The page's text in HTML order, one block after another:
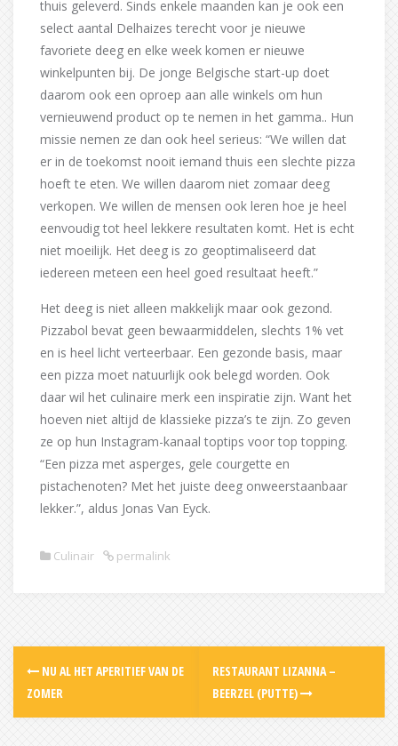
thuis geleverd. Sinds enkele maanden kan je ook een
select aantal Delhaizes terecht voor je nieuwe
favoriete deeg en elke week komen er nieuwe
winkelpunten bij. De jonge Belgische start-up doet
daarom ook een oproep aan alle winkels om hun
vernieuwend product op te nemen in het gamma.. Hun
missie nemen ze dan ook heel serieus: “We willen dat
er in de toekomst nooit iemand thuis een slechte pizza
hoeft te eten. We willen daarom niet zomaar deeg
verkopen. We willen de mensen ook leren hoe je heel
eenvoudig tot heel lekkere resultaten komt. Het is echt
niet moeilijk. Het deeg is zo geoptimaliseerd dat
iedereen meteen een heel goed resultaat heeft.”
Het deeg is niet alleen makkelijk maar ook gezond.
Pizzabol bevat geen bewaarmiddelen, slechts 1% vet
en is heel licht verteerbaar. Een gezonde basis, maar
een pizza moet natuurlijk ook belegd worden. Ook
daar wil het culinaire merk een inspiratie zijn. Want het
hoeven niet altijd de klassieke pizza’s te zijn. Zo geven
ze op hun Instagram-kanaal toptips voor top topping.
“Een pizza met asperges, gele courgette en
pistachenoten? Met het juiste deeg onweerstaanbaar
lekker.”, aldus Jonas Van Eyck.
Culinair permalink
Post
navigation
NU AL HET APERITIEF VAN DE
ZOMER
RESTAURANT LIZANNA –
BEERZEL (PUTTE)